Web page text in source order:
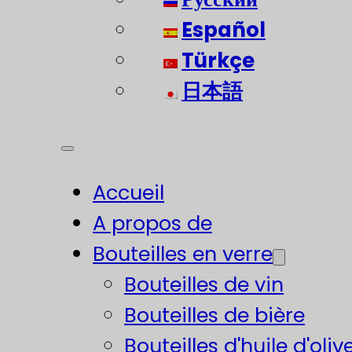
Español
Türkçe
日本語
Accueil
A propos de
Bouteilles en verre
Bouteilles de vin
Bouteilles de bière
Bouteilles d'huile